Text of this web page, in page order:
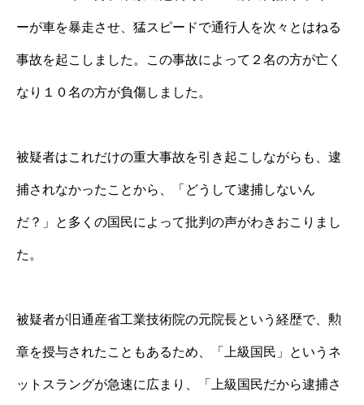
ーが車を暴走させ、猛スピードで通行人を次々とはねる
事故を起こしました。この事故によって２名の方が亡く
なり１０名の方が負傷しました。
被疑者はこれだけの重大事故を引き起こしながらも、逮
捕されなかったことから、「どうして逮捕しないん
だ？」と多くの国民によって批判の声がわきおこりまし
た。
被疑者が旧通産省工業技術院の元院長という経歴で、勲
章を授与されたこともあるため、「上級国民」というネ
ットスラングが急速に広まり、「上級国民だから逮捕さ